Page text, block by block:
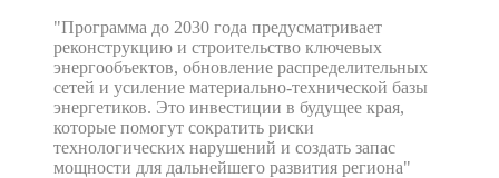
"Программа до 2030 года предусматривает
реконструкцию и строительство ключевых
энергообъектов, обновление распределительных
сетей и усиление материально-технической базы
энергетиков. Это инвестиции в будущее края,
которые помогут сократить риски
технологических нарушений и создать запас
мощности для дальнейшего развития региона"